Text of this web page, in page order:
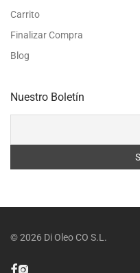
Carrito
Finalizar Compra
Blog
Nuestro Boletín
©2026 Di Oleo CO S.L.